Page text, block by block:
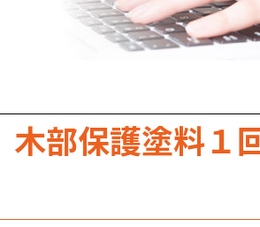
の見方
部保護塗料１